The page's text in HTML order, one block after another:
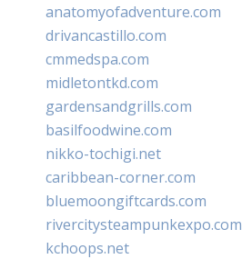
anatomyofadventure.com
drivancastillo.com
cmmedspa.com
midletontkd.com
gardensandgrills.com
basilfoodwine.com
nikko-tochigi.net
caribbean-corner.com
bluemoongiftcards.com
rivercitysteampunkexpo.com
kchoops.net